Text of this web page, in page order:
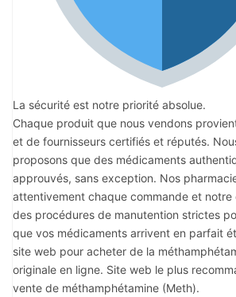
La sécurité est notre priorité absolue.
Chaque produit que nous vendons
et de fournisseurs certifiés et réputés.
proposons que des médicaments
approuvés, sans exception. Nos
attentivement chaque commande et notre
des procédures de manutention strictes
que vos médicaments arrivent en parfait
site web pour acheter de la
originale en ligne. Site web le plus
vente de méthamphétamine (Meth).